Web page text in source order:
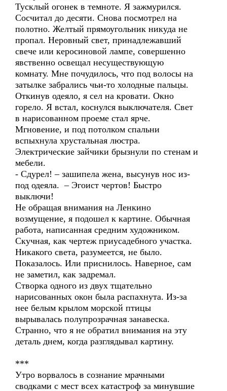
Тусклый огонек в темноте. Я зажмурился.
Сосчитал до десяти. Снова посмотрел на
полотно. Желтый прямоугольник никуда не
пропал. Неровный свет, принадлежавший
свече или керосиновой лампе, совершенно
явственно освещал несуществующую
комнату. Мне почудилось, что под волосы на
затылке забрались чьи-то холодные пальцы.
Откинув одеяло, я сел на кровати. Окно
горело. Я встал, коснулся выключателя. Свет
в нарисованном проеме стал ярче.
Мгновение, и под потолком спальни
вспыхнула хрустальная люстра.
Электрические зайчики брызнули по стенам и
мебели.
- Сдурел! – зашипела жена, высунув нос из-
под одеяла. – Эгоист чертов! Быстро
выключи!
Не обращая внимания на Ленкино
возмущение, я подошел к картине. Обычная
работа, написанная средним художником.
Скучная, как чертеж приусадебного участка.
Никакого света, разумеется, не было.
Показалось. Или приснилось. Наверное, сам
не заметил, как задремал.
Створка одного из двух тщательно
нарисованных окон была распахнута. Из-за
нее белым крылом морской птицы
вырывалась полупрозрачная занавеска.
Странно, что я не обратил внимания на эту
деталь днем, когда разглядывал картину.
***
Утро ворвалось в сознание мрачными
сводками с мест всех катастроф за минувшие